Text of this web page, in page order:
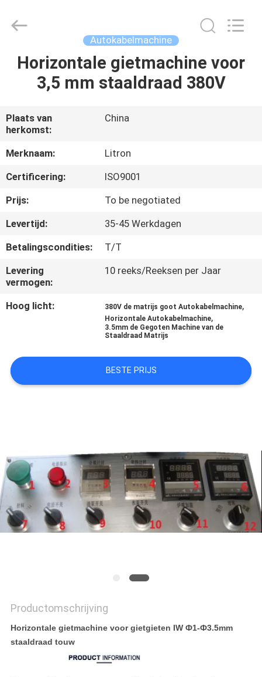
THUIS
VIDEO'S
OVER
ONS
FABRIEKSTOCHT
KWALITEITSCONTROLE
NIEUWS
EEN
OFFERTE
PRIVACYBELEID
Spare
Parts
Autokabelmachine
Horizontale gietmachine voor
3,5 mm staaldraad 380V
Plaats van
herkomst:
China
Merknaam:
Litron
Certificering:
ISO9001
Prijs:
To be negotiated
Levertijd:
35-45 Werkdagen
Betalingscondities:
T/T
Levering
vermogen:
10 reeks/Reeksen per Jaar
Hoog licht: 380V de matrijs goot Autokabelmachine,
Horizontale Autokabelmachine,
3.5mm de Gegoten Machine van de
Staaldraad Matrijs
BESTE PRIJS
Productomschrijving
Horizontale gietmachine voor gietgieten IW Ф1-Ф3.5mm
staaldraad touw